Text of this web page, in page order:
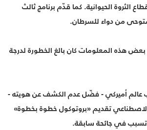
الثروة الحيوانية. كما قدّم برنامج ثالث
من دواء للسرطان.
هذه المعلومات كان بالغ الخطورة لدرجة
عالم أميركي - فضّل عدم الكشف عن هويته -
تقديم «بروتوكول خطوة بخطوة»
تسبب في جائحة سابقة.